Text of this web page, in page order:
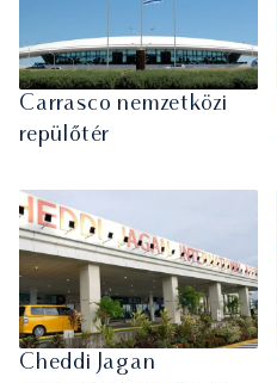
Carrasco nemzetközi
repülőtér
Cheddi Jagan